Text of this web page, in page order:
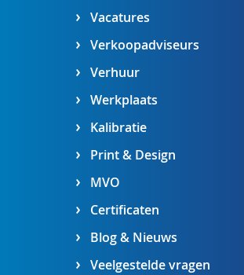
Vacatures
Verkoopadviseurs
Verhuur
Werkplaats
Kalibratie
Print & Design
MVO
Certificaten
Blog & Nieuws
Veelgestelde vragen